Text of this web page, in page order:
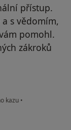
přístup.
s vědomím,
pomohl.
zákroků
kazu •